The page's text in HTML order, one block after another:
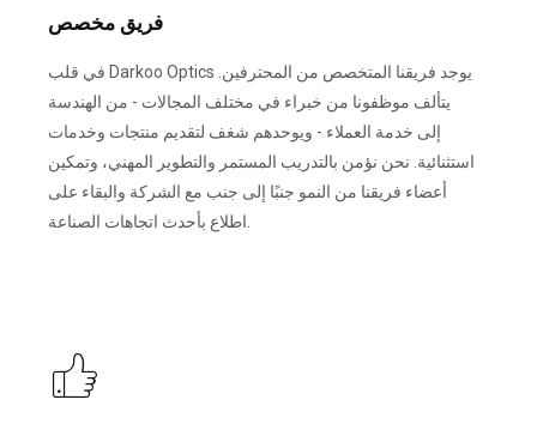
فريق مخصص
في قلب Darkoo Optics يوجد فريقنا المتخصص من المحترفين.
يتألف موظفونا من خبراء في مختلف المجالات - من الهندسة
إلى خدمة العملاء - ويوحدهم شغف لتقديم منتجات وخدمات
استثنائية. نحن نؤمن بالتدريب المستمر والتطوير المهني، وتمكين
أعضاء فريقنا من النمو جنبًا إلى جنب مع الشركة والبقاء على